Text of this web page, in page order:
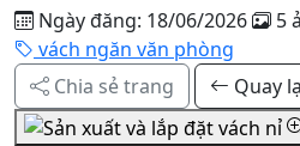
Ngày đăng: 18/06/2026
5
vách ngăn văn phòng
Chia sẻ trang
Quay